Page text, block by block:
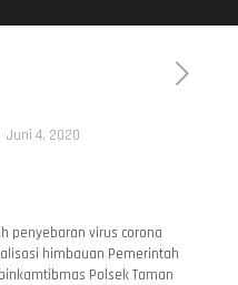
Juni 4, 2020
penyebaran virus corona
himbauan Pemerintah
Polsek Taman